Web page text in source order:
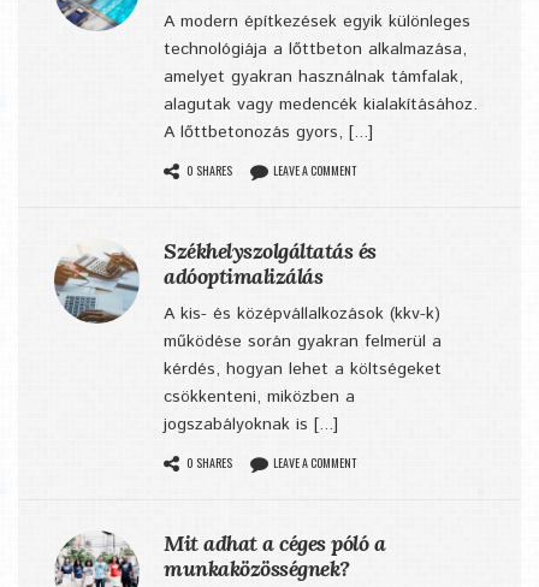
A modern építkezések egyik különleges
technológiája a lőttbeton alkalmazása,
amelyet gyakran használnak támfalak,
alagutak vagy medencék kialakításához.
A lőttbetonozás gyors, [...]
0 SHARES LEAVE A COMMENT
Székhelyszolgáltatás és
adóoptimalizálás
A kis- és középvállalkozások (kkv-k)
működése során gyakran felmerül a
kérdés, hogyan lehet a költségeket
csökkenteni, miközben a
jogszabályoknak is [...]
0 SHARES LEAVE A COMMENT
Mit adhat a céges póló a
munkaközösségnek?